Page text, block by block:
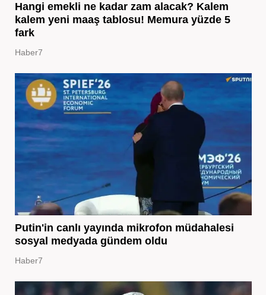
Hangi emekli ne kadar zam alacak? Kalem
kalem yeni maaş tablosu! Memura yüzde 5
fark
Haber7
Putin'in canlı yayında mikrofon müdahalesi
sosyal medyada gündem oldu
Haber7